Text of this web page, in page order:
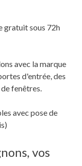
gratuit sous 72h
avec la marque
d'entrée, des
fenêtres.
avec pose de
vos